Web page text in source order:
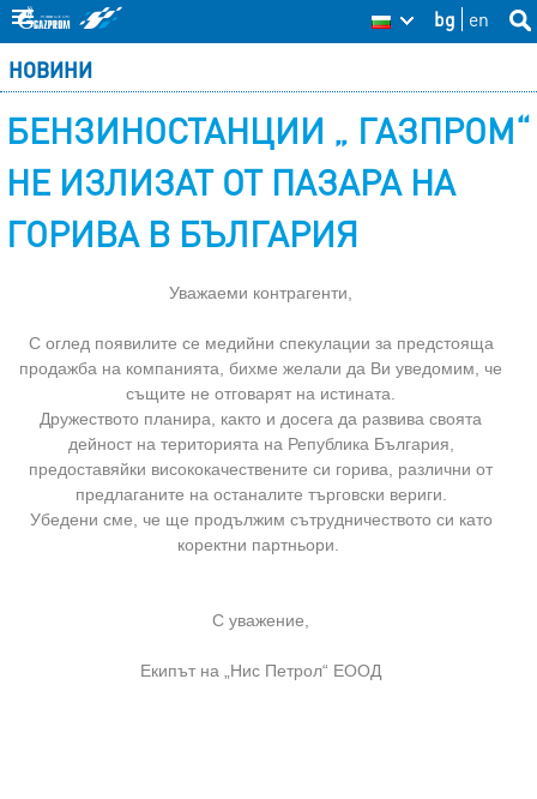
main
content
this
bg
en
BG
НОВИНИ
БЕНЗИНОСТАНЦИИ „ ГАЗПРОМ“
НЕ ИЗЛИЗАТ ОТ ПАЗАРА НА
ГОРИВА В БЪЛГАРИЯ
Уважаеми контрагенти,
С оглед появилите се медийни спекулации за предстояща
продажба на компанията, бихме желали да Ви уведомим, че
същите не отговарят на истината.
Дружеството планира, както и досега да развива своята
дейност на територията на Република България,
предоставяйки висококачествените си горива, различни от
предлаганите на останалите търговски вериги.
Убедени сме, че ще продължим сътрудничеството си като
коректни партньори.
С уважение,
Екипът на „Нис Петрол“ ЕООД